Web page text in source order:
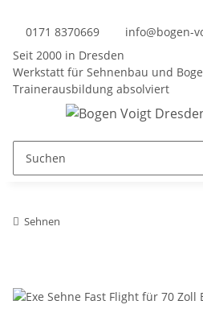
0171 8370669
info@bogen-
Seit 2000 in Dresden
Werkstatt für Sehnenbau und
Trainerausbildung absolviert
Sehnen